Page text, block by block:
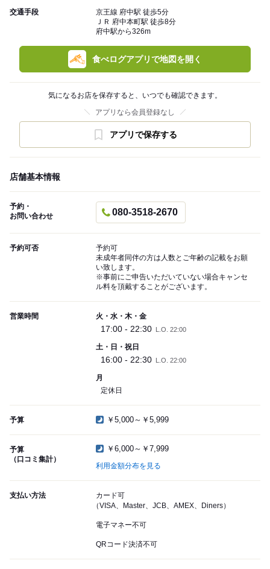
交通手段
京王線 府中駅 徒歩5分
ＪＲ 府中本町駅 徒歩8分
府中駅から326m
食べログアプリで地図を開く
気になるお店を保存すると、いつでも確認できます。
アプリなら会員登録なし
アプリで保存する
店舗基本情報
予約・
お問い合わせ
080-3518-2670
予約可否
予約可
未成年者同伴の方は人数とご年齢の記載をお願
い致します。
※事前にご申告いただいていない場合キャンセ
ル料を頂戴することがございます。
営業時間 火・水・木・金
17:00 - 22:30 L.O. 22:00
土・日・祝日
16:00 - 22:30 L.O. 22:00
月
定休日
予算 ￥5,000～￥5,999
予算
（口コミ集計）
￥6,000～￥7,999
利用金額分布を見る
支払い方法
カード可
（VISA、Master、JCB、AMEX、Diners）
電子マネー不可
QRコード決済不可